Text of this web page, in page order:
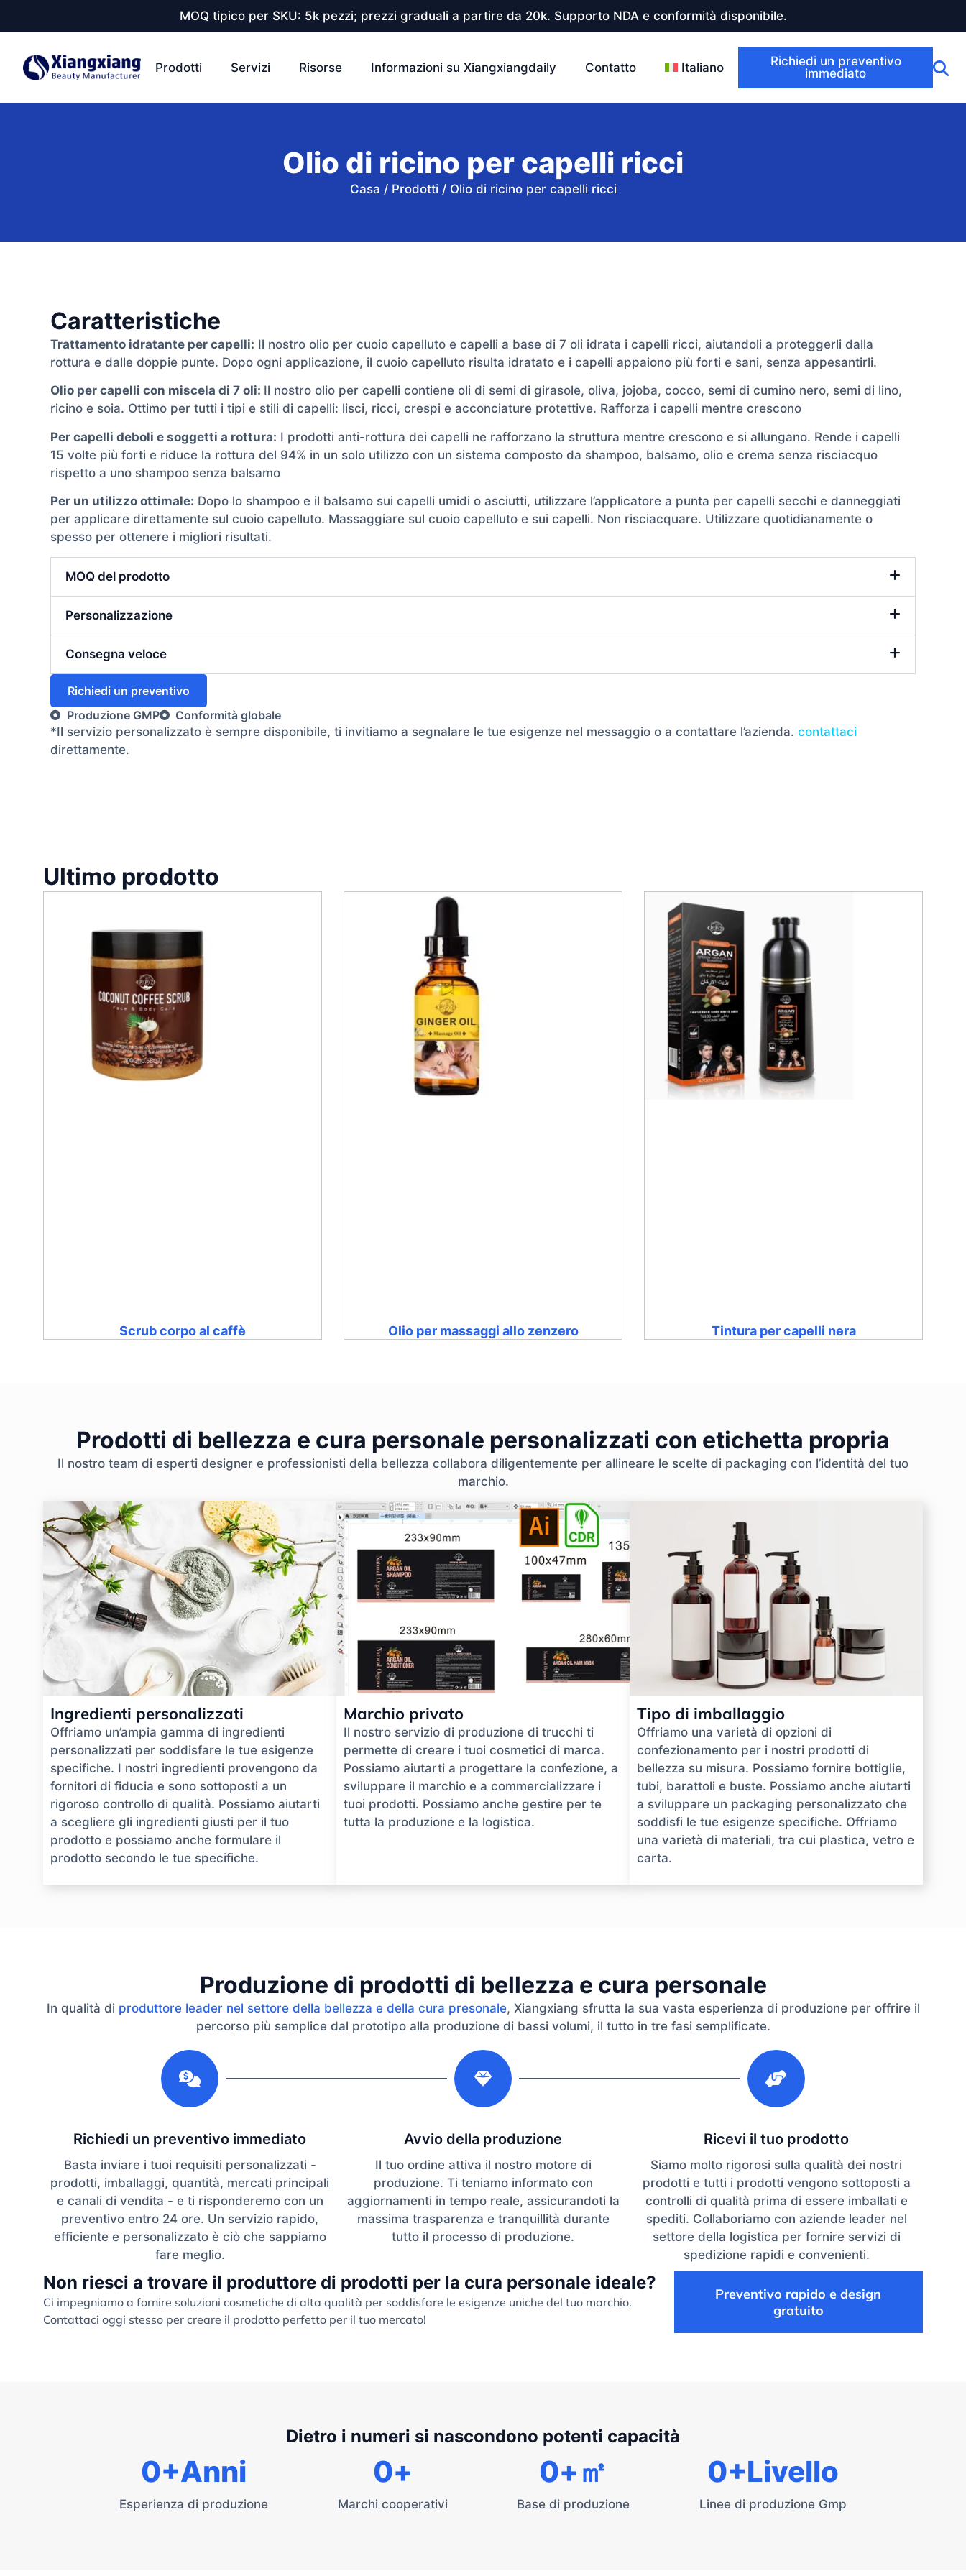
MOQ tipico per SKU: 5k pezzi; prezzi graduali a partire da 20k. Supporto NDA e conformità disponibile.
Prodotti Servizi Risorse Informazioni su Xiangxiangdaily Contatto Italiano
Richiedi un preventivo
immediato
Olio di ricino per capelli ricci
Casa / Prodotti/ Olio di ricino per capelli ricci
Caratteristiche
Trattamento idratante per capelli: Il nostro olio per cuoio capelluto e capelli a base di 7 oli idrata i capelli ricci, aiutandoli a proteggerli dalla
rottura e dalle doppie punte. Dopo ogni applicazione, il cuoio capelluto risulta idratato e i capelli appaiono più forti e sani, senza appesantirli.
Olio per capelli con miscela di 7 oli: Il nostro olio per capelli contiene oli di semi di girasole, oliva, jojoba, cocco, semi di cumino nero, semi di lino,
ricino e soia. Ottimo per tutti i tipi e stili di capelli: lisci, ricci, crespi e acconciature protettive. Rafforza i capelli mentre crescono
Per capelli deboli e soggetti a rottura: I prodotti anti-rottura dei capelli ne rafforzano la struttura mentre crescono e si allungano. Rende i capelli
15 volte più forti e riduce la rottura del 94% in un solo utilizzo con un sistema composto da shampoo, balsamo, olio e crema senza risciacquo
rispetto a uno shampoo senza balsamo
Per un utilizzo ottimale: Dopo lo shampoo e il balsamo sui capelli umidi o asciutti, utilizzare l’applicatore a punta per capelli secchi e danneggiati
per applicare direttamente sul cuoio capelluto. Massaggiare sul cuoio capelluto e sui capelli. Non risciacquare. Utilizzare quotidianamente o
spesso per ottenere i migliori risultati.
MOQ del prodotto
Personalizzazione
Consegna veloce
Richiedi un preventivo
Produzione GMP
Conformità globale
*Il servizio personalizzato è sempre disponibile, ti invitiamo a segnalare le tue esigenze nel messaggio o a contattare l’azienda. contattaci
direttamente.
Ultimo prodotto
Scrub corpo al caffè Olio per massaggi allo zenzero Tintura per capelli nera
Prodotti di bellezza e cura personale personalizzati con etichetta propria
Il nostro team di esperti designer e professionisti della bellezza collabora diligentemente per allineare le scelte di packaging con l’identità del tuo
marchio.
Ingredienti personalizzati
Offriamo un’ampia gamma di ingredienti
personalizzati per soddisfare le tue esigenze
specifiche. I nostri ingredienti provengono da
fornitori di fiducia e sono sottoposti a un
rigoroso controllo di qualità. Possiamo aiutarti
a scegliere gli ingredienti giusti per il tuo
prodotto e possiamo anche formulare il
prodotto secondo le tue specifiche.
Marchio privato
Il nostro servizio di produzione di trucchi ti
permette di creare i tuoi cosmetici di marca.
Possiamo aiutarti a progettare la confezione, a
sviluppare il marchio e a commercializzare i
tuoi prodotti. Possiamo anche gestire per te
tutta la produzione e la logistica.
Tipo di imballaggio
Offriamo una varietà di opzioni di
confezionamento per i nostri prodotti di
bellezza su misura. Possiamo fornire bottiglie,
tubi, barattoli e buste. Possiamo anche aiutarti
a sviluppare un packaging personalizzato che
soddisfi le tue esigenze specifiche. Offriamo
una varietà di materiali, tra cui plastica, vetro e
carta.
Produzione di prodotti di bellezza e cura personale
In qualità di produttore leader nel settore della bellezza e della cura presonale, Xiangxiang sfrutta la sua vasta esperienza di produzione per offrire il
percorso più semplice dal prototipo alla produzione di bassi volumi, il tutto in tre fasi semplificate.
Richiedi un preventivo immediato
Basta inviare i tuoi requisiti personalizzati -
prodotti, imballaggi, quantità, mercati principali
e canali di vendita - e ti risponderemo con un
preventivo entro 24 ore. Un servizio rapido,
efficiente e personalizzato è ciò che sappiamo
fare meglio.
Avvio della produzione
Il tuo ordine attiva il nostro motore di
produzione. Ti teniamo informato con
aggiornamenti in tempo reale, assicurandoti la
massima trasparenza e tranquillità durante
tutto il processo di produzione.
Ricevi il tuo prodotto
Siamo molto rigorosi sulla qualità dei nostri
prodotti e tutti i prodotti vengono sottoposti a
controlli di qualità prima di essere imballati e
spediti. Collaboriamo con aziende leader nel
settore della logistica per fornire servizi di
spedizione rapidi e convenienti.
Non riesci a trovare il produttore di prodotti per la cura personale ideale?
Ci impegniamo a fornire soluzioni cosmetiche di alta qualità per soddisfare le esigenze uniche del tuo marchio.
Contattaci oggi stesso per creare il prodotto perfetto per il tuo mercato!
Preventivo rapido e design
gratuito
Dietro i numeri si nascondono potenti capacità
Esperienza di produzione
0+Anni
Marchi cooperativi
0+
Base di produzione
0+㎡
Linee di produzione Gmp
0+Livello